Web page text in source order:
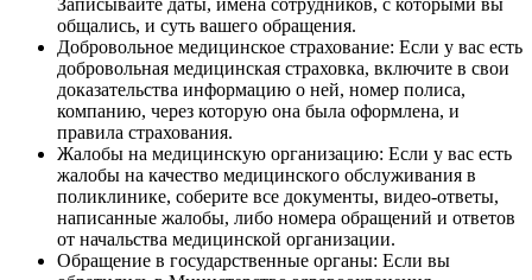
Записывайте даты, имена сотрудников, с которыми вы
общались, и суть вашего обращения.
Добровольное медицинское страхование: Если у вас есть
добровольная медицинская страховка, включите в свои
доказательства информацию о ней, номер полиса,
компанию, через которую она была оформлена, и
правила страхования.
Жалобы на медицинскую организацию: Если у вас есть
жалобы на качество медицинского обслуживания в
поликлинике, соберите все документы, видео-ответы,
написанные жалобы, либо номера обращений и ответов
от начальства медицинской организации.
Обращение в государственные органы: Если вы